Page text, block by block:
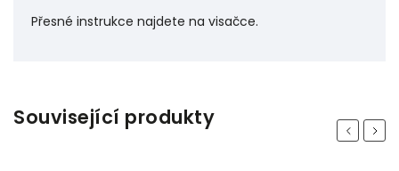
Přesné instrukce najdete na visačce.
Související produkty Previous
Next